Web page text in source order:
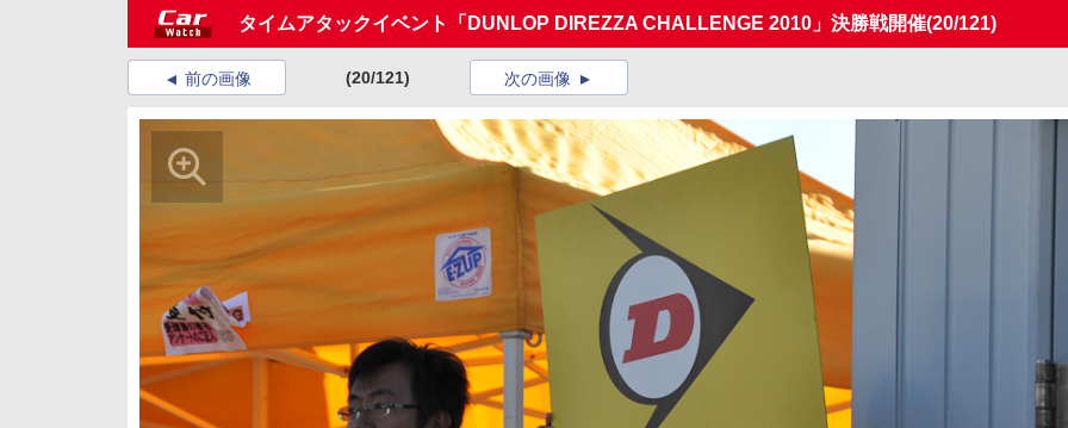
タイムアタックイベント「DUNLOP DIREZZA CHALLENGE 2010」決勝戦開催(20/121)
前の画像 (20/121) 次の画像